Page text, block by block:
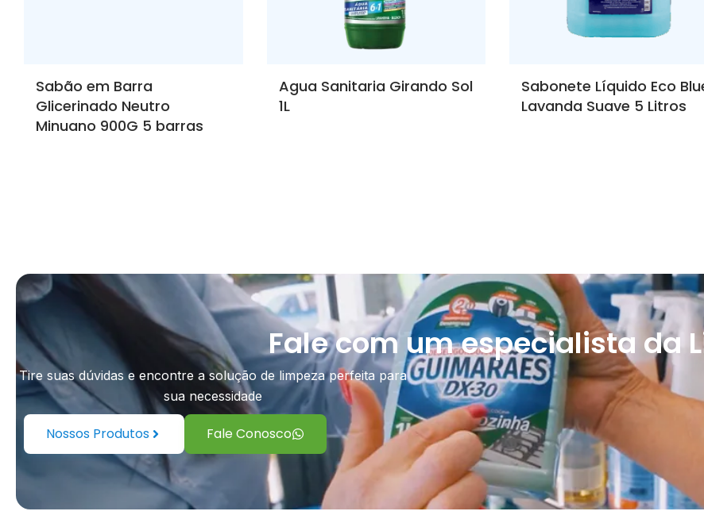
Sabão em Barra
Glicerinado Neutro
Minuano 900G 5 barras
Agua Sanitaria Girando Sol
1L
Sabonete Líquido Eco
Lavanda Suave 5 Litros
Fale com um especialista da
Tire suas dúvidas e encontre a solução de limpeza perfeita para
sua necessidade
Nossos Produtos Fale Conosco